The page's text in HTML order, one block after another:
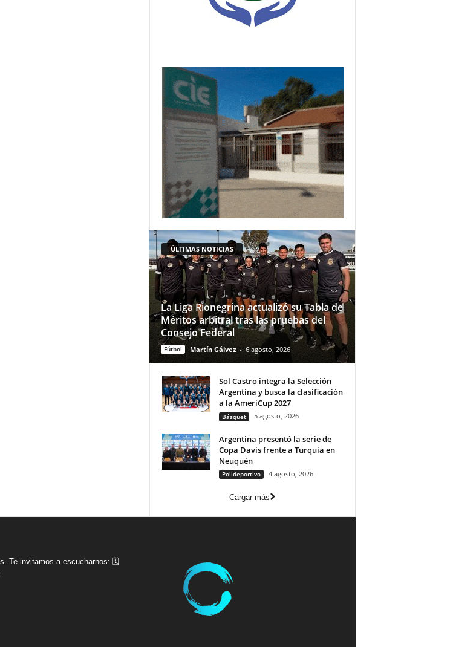
ÚLTIMAS NOTICIAS
La Liga Rionegrina actualizó su Tabla de
Méritos arbitral tras las pruebas del
Consejo Federal
Fútbol Martín Gálvez - 6 agosto, 2026
Sol Castro integra la Selección
Argentina y busca la clasificación
a la AmeriCup 2027
Básquet 5 agosto, 2026
Argentina presentó la serie de
Copa Davis frente a Turquía en
Neuquén
Polideportivo 4 agosto, 2026
Cargar más
Te invitamos a escucharnos: 🗓